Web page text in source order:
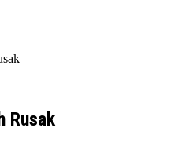
Rusak